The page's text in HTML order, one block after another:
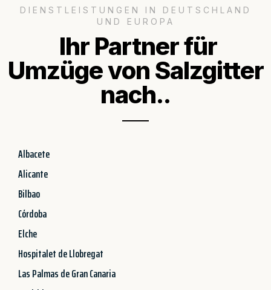
DIENSTLEISTUNGEN IN DEUTSCHLAND
UND EUROPA
Ihr Partner für
Umzüge von Salzgitter
nach..
Albacete
Alicante
Bilbao
Córdoba
Elche
Hospitalet de Llobregat
Las Palmas de Gran Canaria